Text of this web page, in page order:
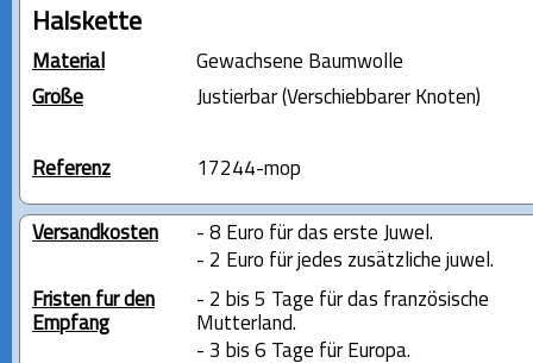
Halskette
Material
Gewachsene Baumwolle
Größe
Justierbar (Verschiebbarer Knoten)
Referenz 17244-mop
Versandkosten
- 8 Euro für das erste Juwel.
- 2 Euro für jedes zusätzliche juwel.
Fristen für den
Empfang
- 2 bis 5 Tage für das französische
Mutterland.
- 3 bis 6 Tage für Europa.